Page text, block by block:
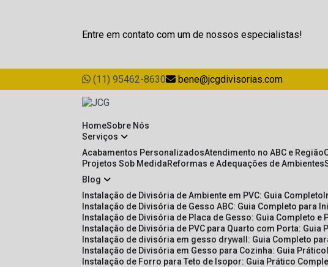
Entre em contato com um de nossos especialistas!
(11) 95462-8630 bene@jcgdivisorias.com
Home Sobre Nós
Serviços
Acabamentos Personalizados Atendimento no ABC e Região
Projetos Sob Medida
Reformas e Adequações de Ambientes
Blog
Instalação de Divisória de Ambiente em PVC: Guia Completo
Instalação de Divisória de Gesso ABC: Guia Completo para
Instalação de Divisória de Placa de Gesso: Guia Completo e
Instalação de Divisória de PVC para Quarto com Porta: Guia
Instalação de divisória em gesso drywall: Guia Completo
Instalação de Divisória em Gesso para Cozinha: Guia Prático
Instalação de Forro para Teto de Isopor: Guia Prático